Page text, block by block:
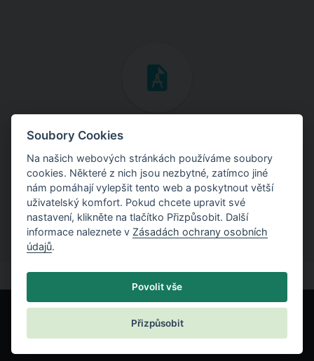
Inženýrské manuály
Stáhněte si manuály s teoretickými i praktickými ukázkami
použití programů.
Soubory Cookies
Na našich webových stránkách používáme soubory
cookies. Některé z nich jsou nezbytné, zatímco jiné
nám pomáhají vylepšit tento web a poskytnout větší
uživatelský komfort. Pokud chcete upravit své
nastavení, klikněte na tlačítko Přizpůsobit. Další
informace naleznete v Zásadách ochrany osobních
údajů.
Povolit vše
Přizpůsobit